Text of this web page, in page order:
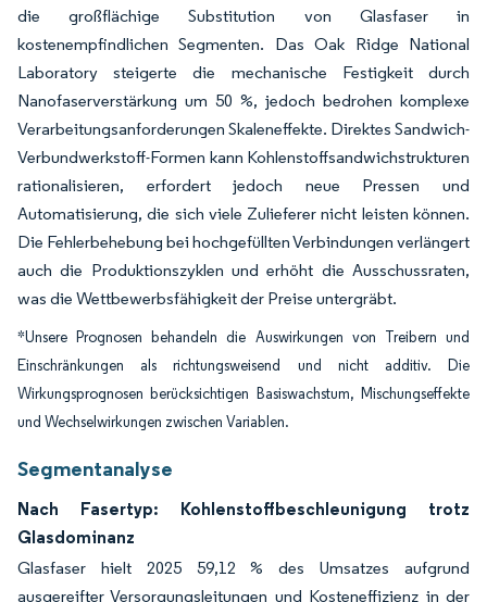
die großflächige Substitution von Glasfaser in
kostenempfindlichen Segmenten. Das Oak Ridge National
Laboratory steigerte die mechanische Festigkeit durch
Nanofaserverstärkung um 50 %, jedoch bedrohen komplexe
Verarbeitungsanforderungen Skaleneffekte. Direktes Sandwich-
Verbundwerkstoff-Formen kann Kohlenstoffsandwichstrukturen
rationalisieren, erfordert jedoch neue Pressen und
Automatisierung, die sich viele Zulieferer nicht leisten können.
Die Fehlerbehebung bei hochgefüllten Verbindungen verlängert
auch die Produktionszyklen und erhöht die Ausschussraten,
was die Wettbewerbsfähigkeit der Preise untergräbt.
*Unsere Prognosen behandeln die Auswirkungen von Treibern und
Einschränkungen als richtungsweisend und nicht additiv. Die
Wirkungsprognosen berücksichtigen Basiswachstum, Mischungseffekte
und Wechselwirkungen zwischen Variablen.
Segmentanalyse
Nach Fasertyp: Kohlenstoffbeschleunigung trotz
Glasdominanz
Glasfaser hielt 2025 59,12 % des Umsatzes aufgrund
ausgereifter Versorgungsleitungen und Kosteneffizienz in der